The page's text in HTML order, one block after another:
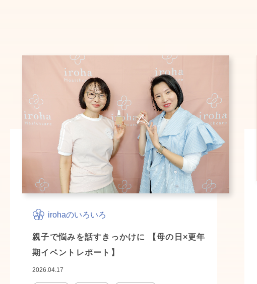
irohaのいろいろ
親子で悩みを話すきっかけに 【母の日×更年
期イベントレポート】
2026.04.17